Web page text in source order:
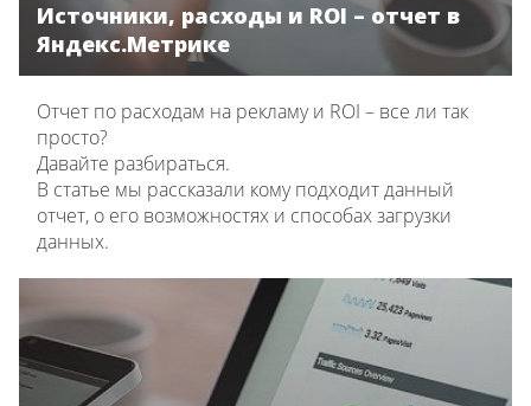
Источники, расходы и ROI – отчет в
Яндекс.Метрике
Отчет по расходам на рекламу и ROI – все ли так
просто?
Давайте разбираться.
В статье мы рассказали кому подходит данный
отчет, о его возможностях и способах загрузки
данных.